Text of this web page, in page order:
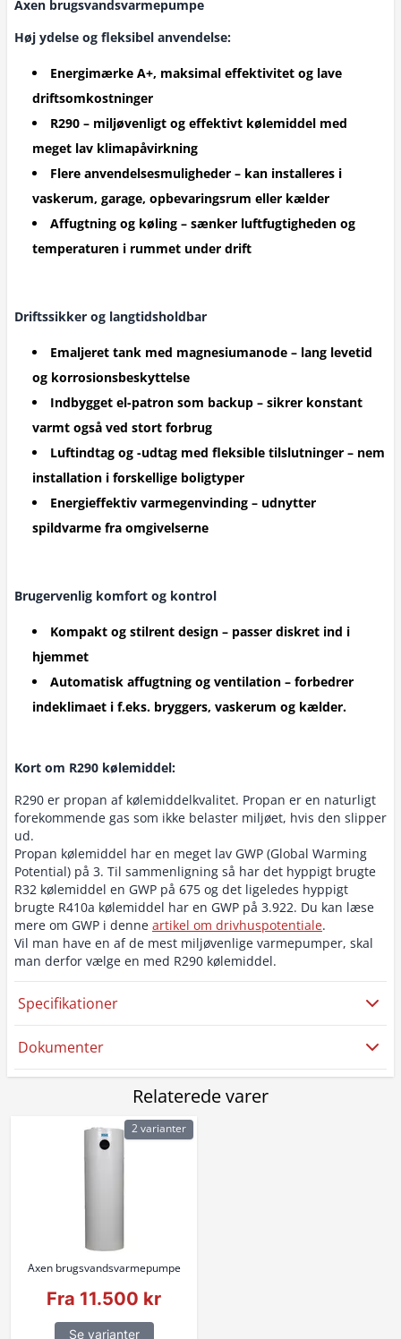
Axen brugsvandsvarmepumpe
Høj ydelse og fleksibel anvendelse:
Energimærke A+, maksimal effektivitet og lave
driftsomkostninger
R290 – miljøvenligt og effektivt kølemiddel med
meget lav klimapåvirkning
Flere anvendelsesmuligheder – kan installeres i
vaskerum, garage, opbevaringsrum eller kælder
Affugtning og køling – sænker luftfugtigheden og
temperaturen i rummet under drift
Driftssikker og langtidsholdbar
Emaljeret tank med magnesiumanode – lang levetid
og korrosionsbeskyttelse
Indbygget el-patron som backup – sikrer konstant
varmt også ved stort forbrug
Luftindtag og -udtag med fleksible tilslutninger – nem
installation i forskellige boligtyper
Energieffektiv varmegenvinding – udnytter
spildvarme fra omgivelserne
Brugervenlig komfort og kontrol
Kompakt og stilrent design – passer diskret ind i
hjemmet
Automatisk affugtning og ventilation – forbedrer
indeklimaet i f.eks. bryggers, vaskerum og kælder.
Kort om R290 kølemiddel:
R290 er propan af kølemiddelkvalitet. Propan er en naturligt
forekommende gas som ikke belaster miljøet, hvis den slipper
ud.
Propan kølemiddel har en meget lav GWP (Global Warming
Potential) på 3. Til sammenligning så har det hyppigt brugte
R32 kølemiddel en GWP på 675 og det ligeledes hyppigt
brugte R410a kølemiddel har en GWP på 3.922. Du kan læse
mere om GWP i denne artikel om drivhuspotentiale.
Vil man have en af de mest miljøvenlige varmepumper, skal
man derfor vælge en med R290 kølemiddel.
Specifikationer
Dokumenter
Relaterede varer
Axen brugsvandsvarmepumpe
Fra 11.500 kr
Se varianter
2 varianter